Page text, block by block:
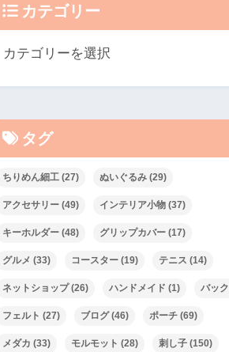
カテゴリー
タグ
ちりめん細工 (27) ぬいぐるみ (29)
アクセサリー (49) インテリア小物 (37)
キーホルダー (48) グリップカバー (17)
グルメ (33) コースター (19) テニス (14)
ネットショップ(26) ハンドメイド (1) バック
フェルト (27) ブログ(46) ポーチ (69)
メダカ (33) モルモット (28) 刺し子 (150)